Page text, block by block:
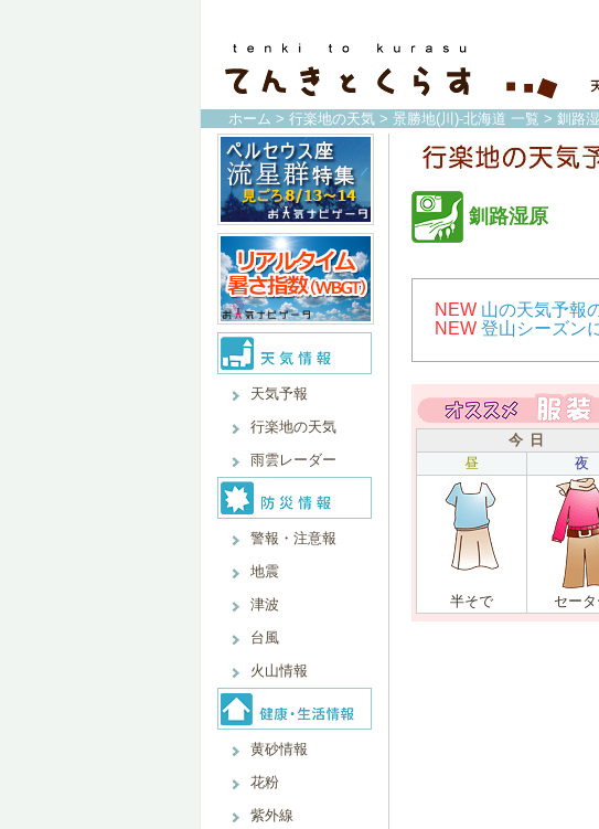
ホーム > 行楽地の天気 > 景勝地(川)-北海道 一覧 > 釧路
天気予報
行楽地の天気
雨雲レーダー
警報・注意報
地震
津波
台風
火山情報
黄砂情報
花粉
紫外線
釧路湿原
NEW 山の天気予報
NEW 登山シーズン
今 日
昼
夜
半そで セータ